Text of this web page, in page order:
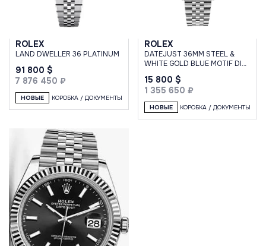
ROLEX
LAND DWELLER 36 PLATINUM
91 800 $
7 876 450 ₽
НОВЫЕ КОРОБКА / ДОКУМЕНТЫ
ROLEX
DATEJUST 36MM STEEL &
WHITE GOLD BLUE MOTIF DIAL
DISCONTINUED
15 800 $
1 355 650 ₽
НОВЫЕ КОРОБКА / ДОКУМЕНТЫ